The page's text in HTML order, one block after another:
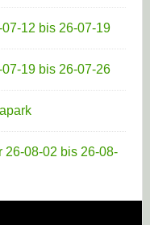
12 bis 26-07-19
19 bis 26-07-26
26-08-02 bis 26-08-